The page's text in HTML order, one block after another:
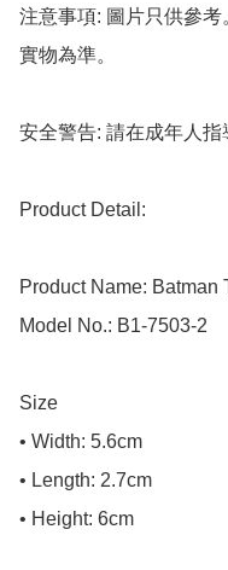
注意事項: 圖片只供參
實物為準。
安全警告: 請在成年人指
Product Detail:
Product Name:
Model No.: B1-7503-2
Size
• Width: 5.6cm
• Length: 2.7cm
• Height: 6cm